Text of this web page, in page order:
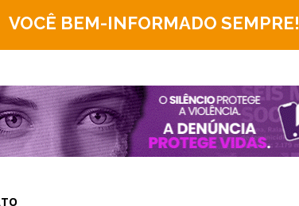
VOCÊ BEM-INFORMADO SEMPRE!